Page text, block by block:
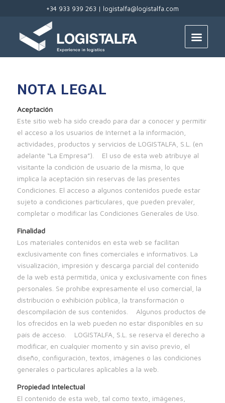
+34 933 939 263 | logistalfa@logistalfa.com
NOTA LEGAL
Aceptación
Este sitio web ha sido creado para dar a conocer y permitir
el acceso a los usuarios de Internet a la información,
actividades, productos y servicios de LOGISTALFA, S.L. (en
adelante “La Empresa”). El uso de esta web atribuye al
visitante la condición de usuario de la misma, lo que
implica la aceptación sin reservas de las presentes
Condiciones. El acceso a algunos contenidos puede estar
sujeto a condiciones particulares, que pueden prevaler,
completar o modificar las Condiciones Generales de Uso.
Finalidad
Los materiales contenidos en esta web se facilitan
exclusivamente con fines comerciales e informativos. La
visualización, impresión y descarga parcial del contenido
de la web está permitida, única y exclusivamente con fines
personales. Se prohíbe expresamente el uso comercial, la
distribución o exhibición pública, la transformación o
descompilación de sus contenidos. Algunos productos de
los ofrecidos en la web pueden no estar disponibles en su
país de acceso. LOGISTALFA, S.L. se reserva el derecho a
modificar, en cualquier momento y sin aviso previo, el
diseño, configuración, textos, imágenes o las condiciones
generales o particulares aplicables a la web.
Propiedad Intelectual
El contenido de esta web, tal como texto, imágenes,